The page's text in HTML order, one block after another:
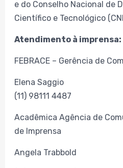
e do Conselho Nacional de
Científico e Tecnológico
Atendimento à imprensa:
FEBRACE – Gerência de
Elena Saggio
(11) 98111 4487
Acadêmica Agência de
de Imprensa
Angela Trabbold